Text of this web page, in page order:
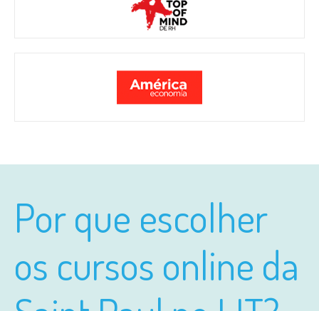
Por que escolher
os cursos online da